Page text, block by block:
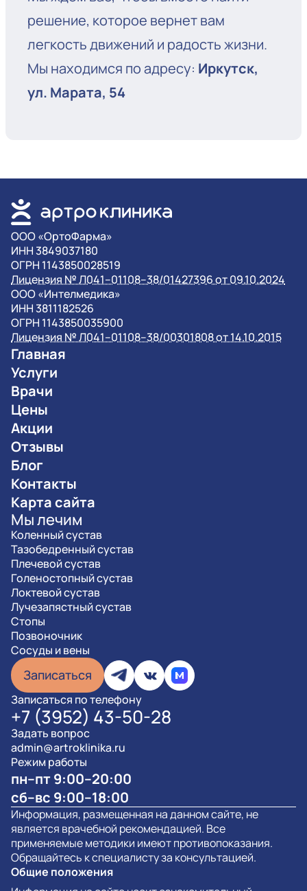
решение, которое вернет вам
легкость движений и радость жизни.
Мы находимся по адресу: Иркутск,
ул. Марата, 54
OOO «ОртоФарма»
ИНН 3849037180
ОГРН 1143850028519
Лицензия № Л041–01108–38/01427396 от 09.10.2024
OOO «Интелмедика»
ИНН 3811182526
ОГРН 1143850035900
Лицензия № Л041–01108–38/00301808 от 14.10.2015
Главная
Услуги
Врачи
Цены
Акции
Отзывы
Блог
Контакты
Карта сайта
Мы лечим
Коленный сустав
Тазобедренный сустав
Плечевой сустав
Голеностопный сустав
Локтевой сустав
Лучезапястный сустав
Стопы
Позвоночник
Сосуды и вены
Записаться
Записаться по телефону
+7 (3952) 43-50-28
Задать вопрос
admin@artroklinika.ru
Режим работы
пн–пт 9:00–20:00
сб–вс 9:00–18:00
Информация, размещенная на данном сайте, не
является врачебной рекомендацией. Все
применяемые методики имеют противопоказания.
Обращайтесь к специалисту за консультацией.
Общие положения